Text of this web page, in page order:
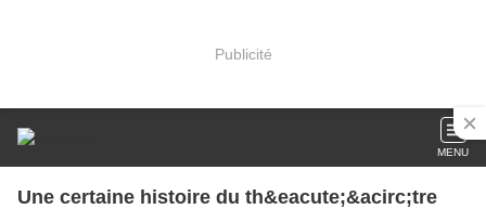
Publicité
MENU
Une certaine histoire du th&eacute;&acirc;tre